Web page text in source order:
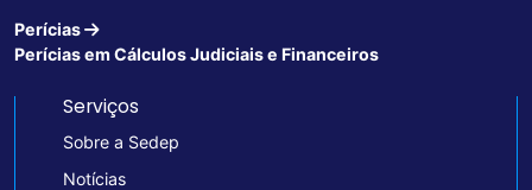
Perícias
Perícias em Cálculos Judiciais e Financeiros
Serviços
Sobre a Sedep
Notícias